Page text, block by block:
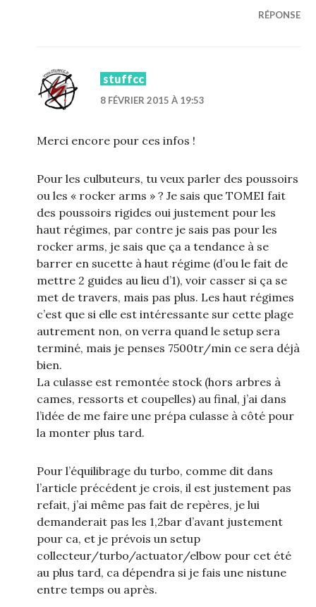
RÉPONSE
stuffcc
8 FÉVRIER 2015 À 19:53
Merci encore pour ces infos !
Pour les culbuteurs, tu veux parler des poussoirs
ou les « rocker arms » ? Je sais que TOMEI fait
des poussoirs rigides oui justement pour les
haut régimes, par contre je sais pas pour les
rocker arms, je sais que ça a tendance à se
barrer en sucette à haut régime (d’ou le fait de
mettre 2 guides au lieu d’1), voir casser si ça se
met de travers, mais pas plus. Les haut régimes
c’est que si elle est intéressante sur cette plage
autrement non, on verra quand le setup sera
terminé, mais je penses 7500tr/min ce sera déjà
bien.
La culasse est remontée stock (hors arbres à
cames, ressorts et coupelles) au final, j’ai dans
l’idée de me faire une prépa culasse à côté pour
la monter plus tard.
Pour l’équilibrage du turbo, comme dit dans
l’article précédent je crois, il est justement pas
refait, j’ai même pas fait de repères, je lui
demanderait pas les 1,2bar d’avant justement
pour ca, et je prévois un setup
collecteur/turbo/actuator/elbow pour cet été
au plus tard, ca dépendra si je fais une nistune
entre temps ou après.